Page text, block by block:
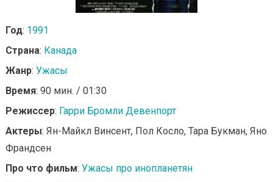
Год: 1991
Страна: Канада
Жанр: Ужасы
Время: 90 мин. / 01:30
Режиссер: Гарри Бромли Девенпорт
Актеры: Ян-Майкл Винсент, Пол Косло, Тара Букман, Яно
Франдсен
Про что фильм: Ужасы про инопланетян